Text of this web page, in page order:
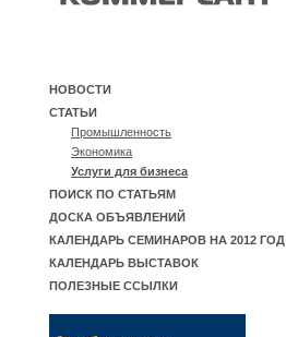
НОВОСТИ
СТАТЬИ
Промышленность
Экономика
Услуги для бизнеса
ПОИСК ПО СТАТЬЯМ
ДОСКА ОБЪЯВЛЕНИЙ
КАЛЕНДАРЬ СЕМИНАРОВ НА 2012 ГОД
КАЛЕНДАРЬ ВЫСТАВОК
ПОЛЕЗНЫЕ ССЫЛКИ